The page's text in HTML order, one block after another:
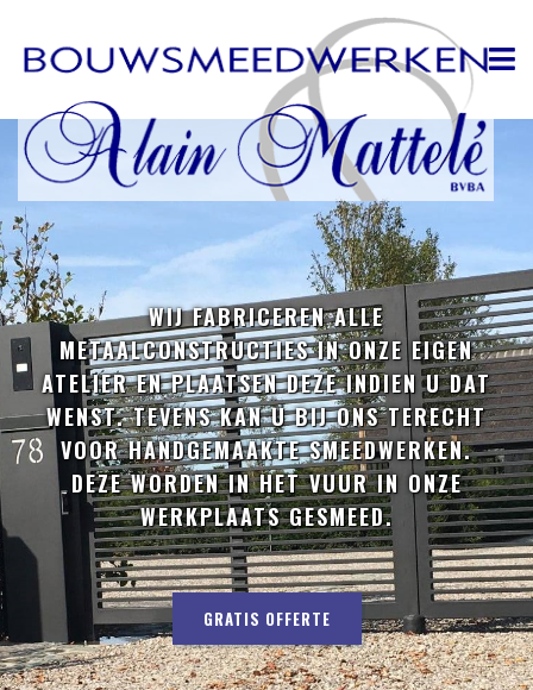
WIJ FABRICEREN ALLE
METAALCONSTRUCTIES IN ONZE EIGEN
ATELIER EN PLAATSEN DEZE INDIEN U DAT
WENST. TEVENS KAN U BIJ ONS TERECHT
VOOR HANDGEMAAKTE SMEEDWERKEN.
DEZE WORDEN IN HET VUUR IN ONZE
WERKPLAATS GESMEED.
GRATIS OFFERTE